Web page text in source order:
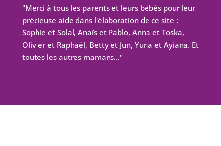
"Merci à tous les parents et leurs bébés pour leur
précieuse aide dans l'élaboration de ce site :
Sophie et Solal, Anaïs et Pablo, Anna et Toska,
Olivier et Raphaël, Betty et Jun, Yuna et Ayiana. Et
toutes les autres mamans…"